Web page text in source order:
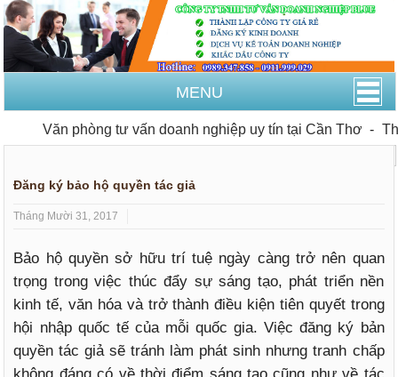
MENU
Văn phòng tư vấn doanh nghiệp uy tín tại Cần Thơ - Thành
Đăng ký bảo hộ quyền tác giả
Tháng Mười 31, 2017
Bảo hộ quyền sở hữu trí tuệ ngày càng trở nên quan
trọng trong việc thúc đẩy sự sáng tạo, phát triển nền
kinh tế, văn hóa và trở thành điều kiện tiên quyết trong
hội nhập quốc tế của mỗi quốc gia. Việc đăng ký bản
quyền tác giả sẽ tránh làm phát sinh nhưng tranh chấp